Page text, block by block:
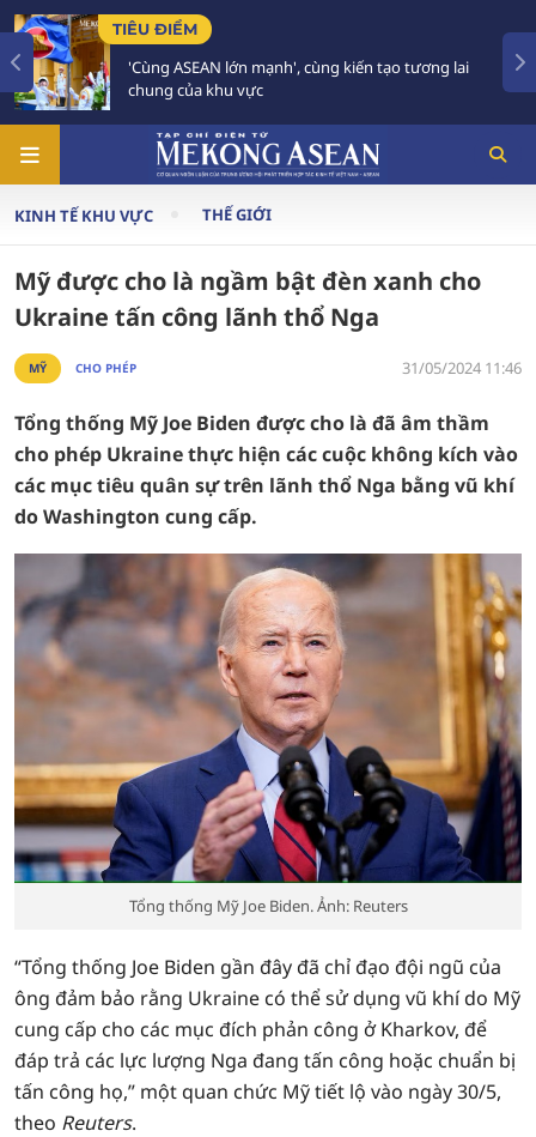
cùng kiến tạo tương lai
59 năm ASEAN: Giữ
KINH TẾ KHU VỰC THẾ GIỚI
Mỹ được cho là ngầm bật đèn xanh cho
Ukraine tấn công lãnh thổ Nga
MỸ CHO PHÉP 31/05/2024 11:46
Tổng thống Mỹ Joe Biden được cho là đã âm thầm
cho phép Ukraine thực hiện các cuộc không kích vào
các mục tiêu quân sự trên lãnh thổ Nga bằng vũ khí
do Washington cung cấp.
Tổng thống Mỹ Joe Biden. Ảnh: Reuters
“Tổng thống Joe Biden gần đây đã chỉ đạo đội ngũ của
ông đảm bảo rằng Ukraine có thể sử dụng vũ khí do Mỹ
cung cấp cho các mục đích phản công ở Kharkov, để
đáp trả các lực lượng Nga đang tấn công hoặc chuẩn bị
tấn công họ,” một quan chức Mỹ tiết lộ vào ngày 30/5,
theo Reuters.